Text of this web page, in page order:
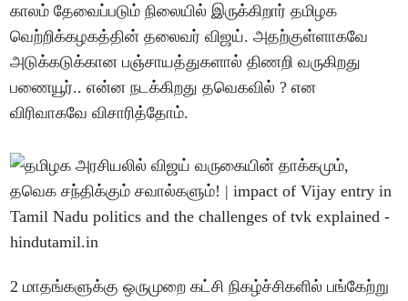
காலம் தேவைப்படும் நிலையில் இருக்கிறார் தமிழக
வெற்றிக்கழகத்தின் தலைவர் விஜய். அதற்குள்ளாகவே
அடுக்கடுக்கான பஞ்சாயத்துகளால் திணறி வருகிறது
பணையூர்.. என்ன நடக்கிறது தவெகவில் ? என
விரிவாகவே விசாரித்தோம்.
2 மாதங்களுக்கு ஒருமுறை கட்சி நிகழ்ச்சிகளில் பங்கேற்று